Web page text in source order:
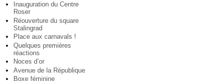
Inauguration du Centre
Roser
Réouverture du square
Stalingrad
Place aux carnavals !
Quelques premières
réactions
Noces d’or
Avenue de la République
Boxe féminine